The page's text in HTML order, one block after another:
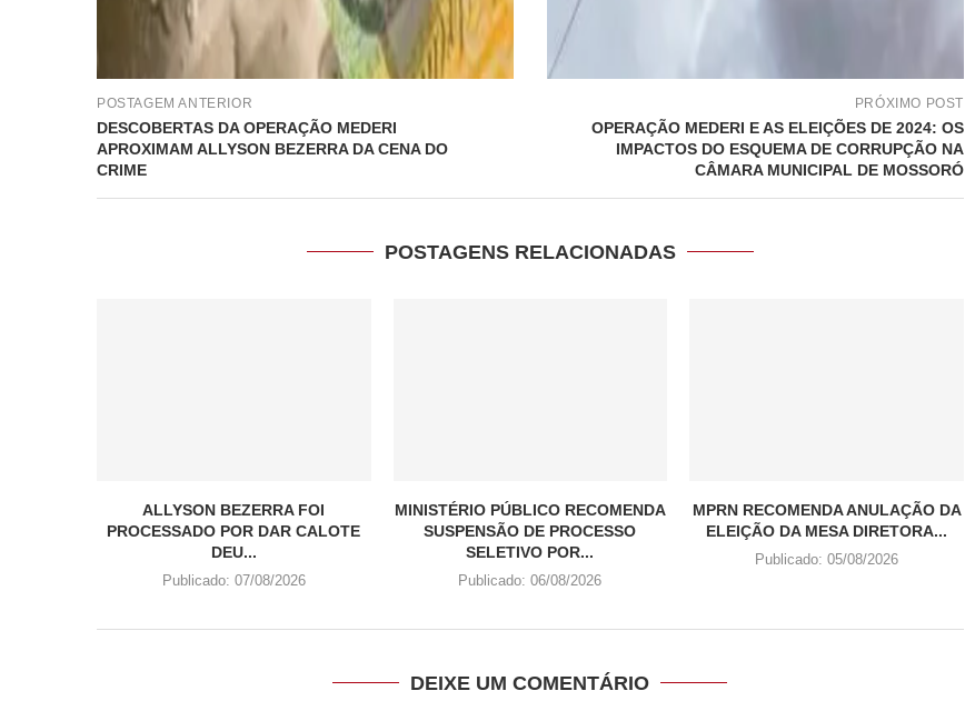
POSTAGEM ANTERIOR
DESCOBERTAS DA OPERAÇÃO MEDERI
APROXIMAM ALLYSON BEZERRA DA CENA DO
CRIME
PRÓXIMO POST
OPERAÇÃO MEDERI E AS ELEIÇÕES DE 2024: OS
IMPACTOS DO ESQUEMA DE CORRUPÇÃO NA
CÂMARA MUNICIPAL DE MOSSORÓ
POSTAGENS RELACIONADAS
ALLYSON BEZERRA FOI
PROCESSADO POR DAR CALOTE
DEU...
Publicado: 07/08/2026
MINISTÉRIO PÚBLICO RECOMENDA
SUSPENSÃO DE PROCESSO
SELETIVO POR...
Publicado: 06/08/2026
MPRN RECOMENDA ANULAÇÃO DA
ELEIÇÃO DA MESA DIRETORA...
Publicado: 05/08/2026
DEIXE UM COMENTÁRIO